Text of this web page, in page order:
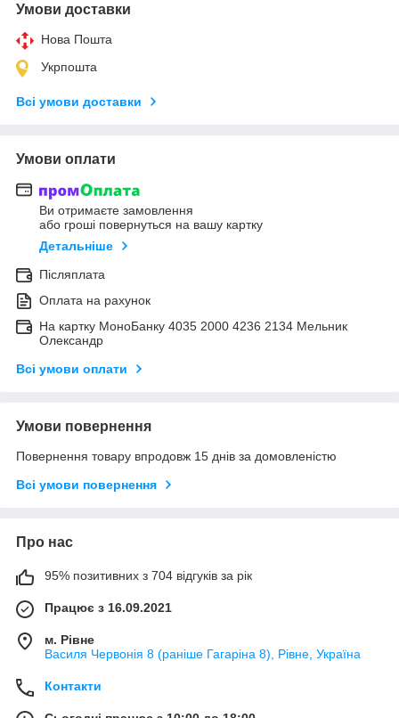
Умови доставки
Нова Пошта
Укрпошта
Всі умови доставки
Умови оплати
Ви отримаєте замовлення
або гроші повернуться на вашу картку
Детальніше
Післяплата
Оплата на рахунок
На картку МоноБанку 4035 2000 4236 2134 Мельник
Олександр
Всі умови оплати
Умови повернення
Повернення товару впродовж 15 днів за домовленістю
Всі умови повернення
Про нас
95% позитивних з 704 відгуків за рік
Працює з 16.09.2021
м. Рівне
Василя Червонія 8 (раніше Гагаріна 8), Рівне, Україна
Контакти